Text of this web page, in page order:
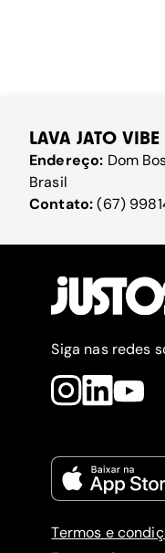
LAVA JATO VIBE
Endereço: Dom
Brasil
Contato:(67)
Siga nas redes
Termos e